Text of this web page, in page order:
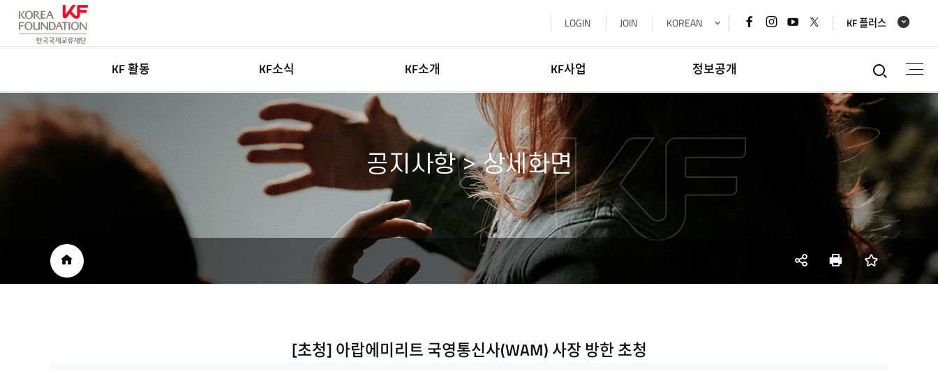
LOGIN JOIN KOREAN 페이스북
인스타그램
유튜브
바로가기
x
바로가기
KF 플러스
KF 활동
한국학
글로벌네트워킹
KF소식
고객센터
인재채용
공공외교 자료
KF소개
이사장소개
윤리·인권경영
신고센터
기부참여
찾아오시는길
KF사업
한국학
글로벌네트워킹
문화교류
KF 글로벌 센터
한-중앙아협력포럼사무국
KF 아세안문화원
정보공개
경영공시정보
재정정보공개
데이터기반행정
사업실명제
통합
공지사항 > 상세화면
HOME SNS 인쇄 즐겨찾기
[초청] 아랍에미리트 국영통신사(WAM) 사장 방한 초청